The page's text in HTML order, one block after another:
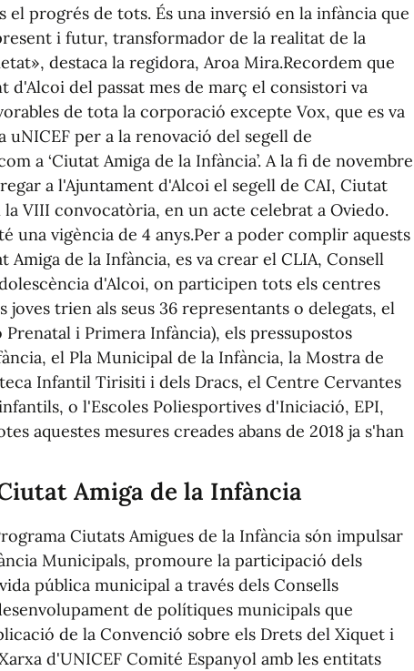
el progrés de tots. És una inversió en la infància que
i futur, transformador de la realitat de la
destaca la regidora, Aroa Mira.Recordem que
d'Alcoi del passat mes de març el consistori va
de tota la corporació excepte Vox, que es va
uNICEF per a la renovació del segell de
a ‘Ciutat Amiga de la Infància’. A la fi de novembre
a l'Ajuntament d'Alcoi el segell de CAI, Ciutat
la VIII convocatòria, en un acte celebrat a Oviedo.
una vigència de 4 anys.Per a poder complir aquests
Amiga de la Infància, es va crear el CLIA, Consell
d'Alcoi, on participen tots els centres
joves trien als seus 36 representants o delegats, el
Prenatal i Primera Infància), els pressupostos
el Pla Municipal de la Infància, la Mostra de
Infantil Tirisiti i dels Dracs, el Centre Cervantes
o l'Escoles Poliesportives d'Iniciació, EPI,
aquestes mesures creades abans de 2018 ja s'han
Amiga de la Infància
Ciutats Amigues de la Infància són impulsar
Municipals, promoure la participació dels
pública municipal a través dels Consells
de polítiques municipals que
de la Convenció sobre els Drets del Xiquet i
d'UNICEF Comité Espanyol amb les entitats